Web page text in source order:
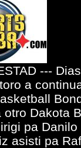
---
a
otro Dakota
pa
asisti pa